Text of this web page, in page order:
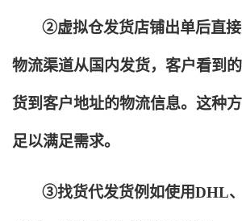
②虚拟仓发货店铺出单后直
物流渠道从国内发货，客户看到
货到客户地址的物流信息。这种
足以满足需求。
③找货代发货例如使用DHL